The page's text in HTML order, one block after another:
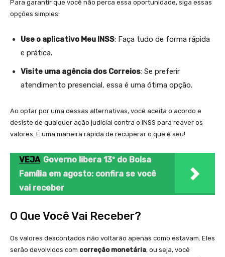
Para garantir que você não perca essa oportunidade, siga essas
opções simples:
Use o aplicativo Meu INSS: Faça tudo de forma rápida
e prática.
Visite uma agência dos Correios: Se preferir
atendimento presencial, essa é uma ótima opção.
Ao optar por uma dessas alternativas, você aceita o acordo e
desiste de qualquer ação judicial contra o INSS para reaver os
valores. É uma maneira rápida de recuperar o que é seu!
VEJA Governo libera 13º do Bolsa
Família em agosto: confira se você
vai receber
O Que Você Vai Receber?
Os valores descontados não voltarão apenas como estavam. Eles
serão devolvidos com correção monetária, ou seja, você